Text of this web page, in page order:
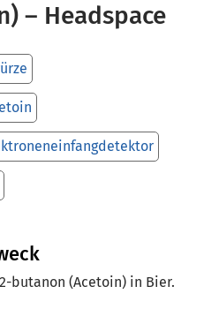
– Headspace
butanon (Acetoin) in Bier.